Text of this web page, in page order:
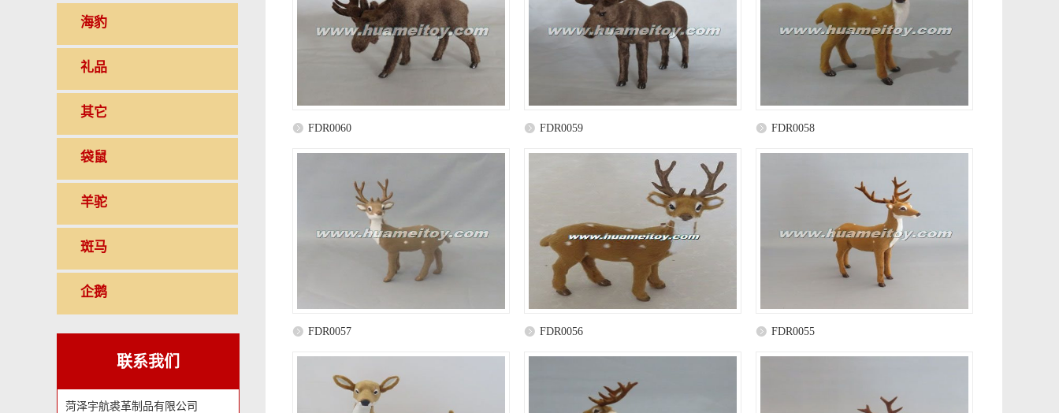
海豹
礼品
其它
袋鼠
羊驼
斑马
企鹅
联系我们
菏泽宇航裘革制品有限公司
FDR0060 FDR0059 FDR0058
FDR0057 FDR0056 FDR0055